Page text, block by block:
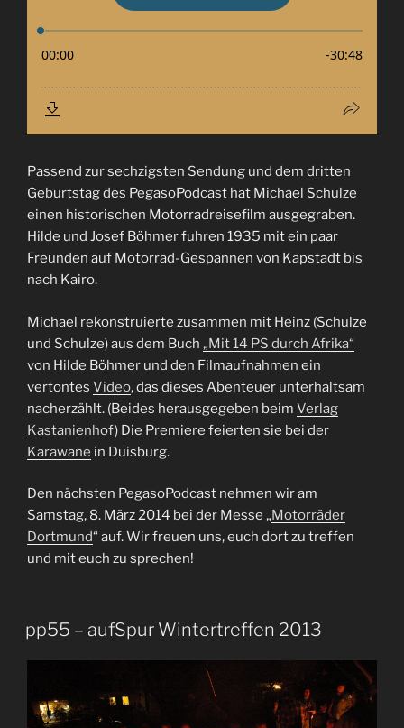
Passend zur sechzigsten Sendung und dem dritten
Geburtstag des PegasoPodcast hat Michael Schulze
einen historischen Motorradreisefilm ausgegraben.
Hilde und Josef Böhmer fuhren 1935 mit ein paar
Freunden auf Motorrad-Gespannen von Kapstadt bis
nach Kairo.
Michael rekonstruierte zusammen mit Heinz (Schulze
und Schulze) aus dem Buch „Mit 14 PS durch Afrika“
von Hilde Böhmer und den Filmaufnahmen ein
vertontes Video, das dieses Abenteuer unterhaltsam
nacherzählt. (Beides herausgegeben beim Verlag
Kastanienhof) Die Premiere feierten sie bei der
Karawane in Duisburg.
Den nächsten PegasoPodcast nehmen wir am
Samstag, 8. März 2014 bei der Messe „Motorräder
Dortmund“ auf. Wir freuen uns, euch dort zu treffen
und mit euch zu sprechen!
pp55 – aufSpur Wintertreffen 2013